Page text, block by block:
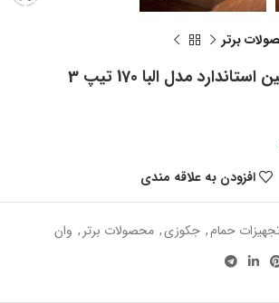
برتر
مدل البا 170 تیپ 3
افزودن به علاقه مندی
حمام, جکوزی, محصولات برتر , وان